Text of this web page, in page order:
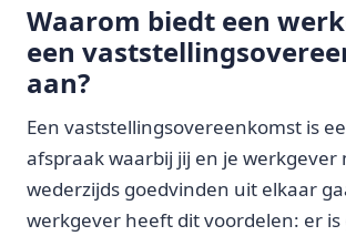
Waarom biedt een
een
aan?
Een vaststellingsovereenkomst is
afspraak waarbij jij en je werkgever
wederzijds goedvinden uit elkaar
werkgever heeft dit voordelen: er is